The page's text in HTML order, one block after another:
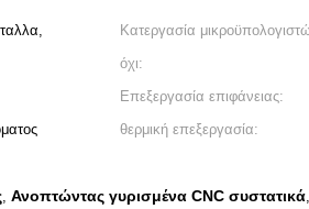
Κατεργασία
όχι:
Επεξεργασία επιφάνειας:
θερμική επεξεργασία:
, Ανοπτώντας γυρισμένα CNC συστατικά,